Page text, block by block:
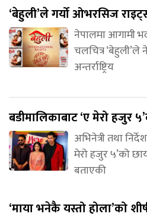
‘बेहुली’ले गर्यो ओभरसिज
नेपालमा आगामी
चलचित्र ‘बेहुली’ले
अन्तर्राष्ट्रिय
बडीमालिकाबाट ‘ए मेरो हजुर
अभिनेत्री तथा
मेरो हजुर ५’को
बताएकी
‘माया भनेकै यस्तो होला’को